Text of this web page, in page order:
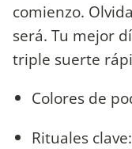
comienzo.
será. Tu mejor
triple suerte
Colores de
Rituales